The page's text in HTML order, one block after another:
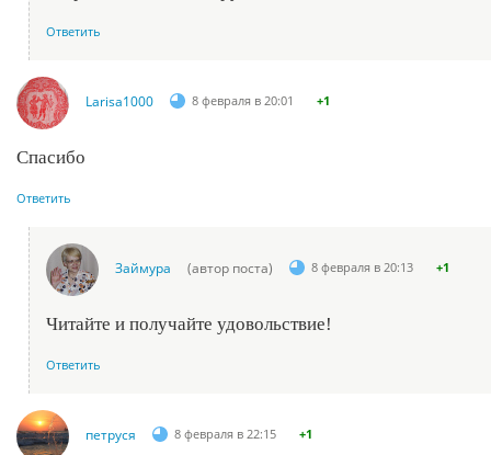
Ответить
Larisa1000 8 февраля в 20:01 +1
Спасибо
Ответить
Займура (автор поста) 8 февраля в 20:13 +1
Читайте и получайте удовольствие!
Ответить
петруся 8 февраля в 22:15 +1